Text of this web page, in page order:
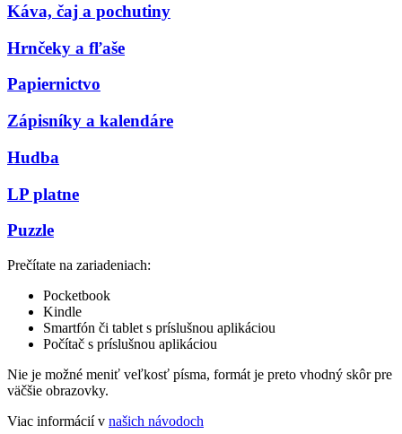
Káva, čaj a pochutiny
Hrnčeky a fľaše
Papiernictvo
Zápisníky a kalendáre
Hudba
LP platne
Puzzle
Prečítate na zariadeniach:
Pocketbook
Kindle
Smartfón či tablet s príslušnou aplikáciou
Počítač s príslušnou aplikáciou
Nie je možné meniť veľkosť písma, formát je preto vhodný skôr pre
väčšie obrazovky.
Viac informácií v našich návodoch